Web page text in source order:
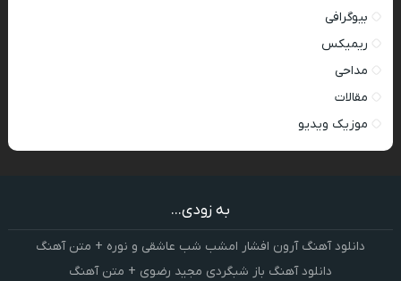
بیوگرافی
ریمیکس
مداحی
مقالات
موزیک ویدیو
به زودی...
دانلود آهنگ آرون افشار امشب شب عاشقی و نوره + متن آهنگ
دانلود آهنگ باز شبگردی مجید رضوی + متن آهنگ